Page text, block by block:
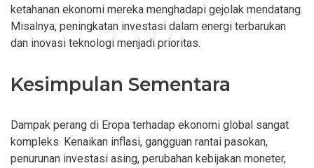
ketahanan ekonomi mereka menghadapi gejolak mendatang.
Misalnya, peningkatan investasi dalam energi terbarukan
dan inovasi teknologi menjadi prioritas.
Kesimpulan Sementara
Dampak perang di Eropa terhadap ekonomi global sangat
kompleks. Kenaikan inflasi, gangguan rantai pasokan,
penurunan investasi asing, perubahan kebijakan moneter,